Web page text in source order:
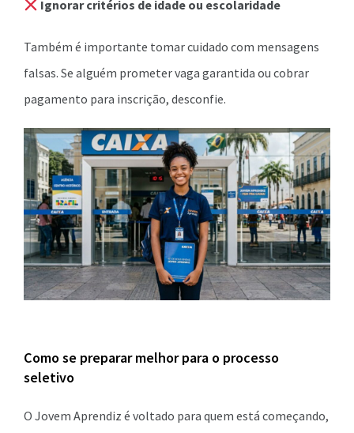
Ignorar critérios de idade ou escolaridade
Também é importante tomar cuidado com mensagens
falsas. Se alguém prometer vaga garantida ou cobrar
pagamento para inscrição, desconfie.
Como se preparar melhor para o processo
seletivo
O Jovem Aprendiz é voltado para quem está começando,